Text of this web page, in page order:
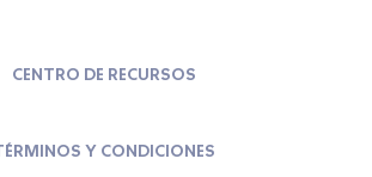
CENTRO DE RECURSOS
Y CONDICIONES